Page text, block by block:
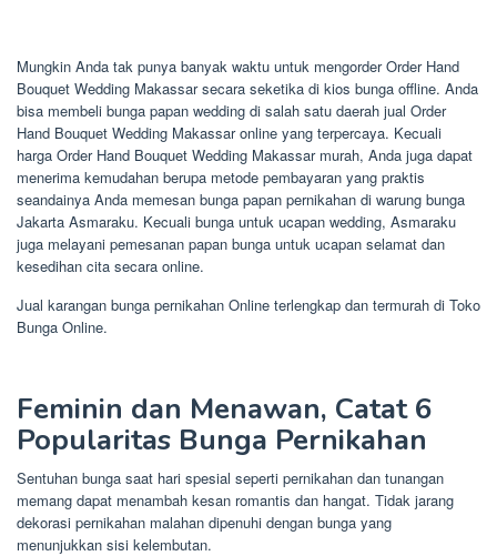
Mungkin Anda tak punya banyak waktu untuk mengorder Order Hand
Bouquet Wedding Makassar secara seketika di kios bunga offline. Anda
bisa membeli bunga papan wedding di salah satu daerah jual Order
Hand Bouquet Wedding Makassar online yang terpercaya. Kecuali
harga Order Hand Bouquet Wedding Makassar murah, Anda juga dapat
menerima kemudahan berupa metode pembayaran yang praktis
seandainya Anda memesan bunga papan pernikahan di warung bunga
Jakarta Asmaraku. Kecuali bunga untuk ucapan wedding, Asmaraku
juga melayani pemesanan papan bunga untuk ucapan selamat dan
kesedihan cita secara online.
Jual karangan bunga pernikahan Online terlengkap dan termurah di Toko
Bunga Online.
Feminin dan Menawan, Catat 6
Popularitas Bunga Pernikahan
Sentuhan bunga saat hari spesial seperti pernikahan dan tunangan
memang dapat menambah kesan romantis dan hangat. Tidak jarang
dekorasi pernikahan malahan dipenuhi dengan bunga yang
menunjukkan sisi kelembutan.